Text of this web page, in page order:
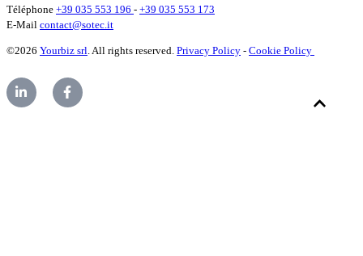
Téléphone +39 035 553 196 - +39 035 553 173
E-Mail contact@sotec.it
©2026 Yourbiz srl . All rights reserved. Privacy Policy - Cookie Policy